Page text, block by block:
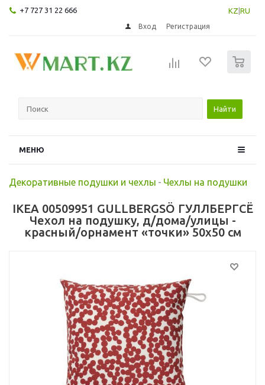
+7 727 31 22 666 KZ RU
Вход Регистрация
Найти
МЕНЮ
Декоративные подушки и чехлы - Чехлы на подушки
IKEA 00509951 GULLBERGSÖ ГУЛЛБЕРГСЁ
Чехол на подушку, д/дома/улицы -
красный/орнамент «точки» 50x50 см